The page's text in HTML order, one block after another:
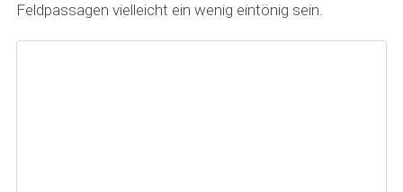
Feldpassagen vielleicht ein wenig eintönig sein.